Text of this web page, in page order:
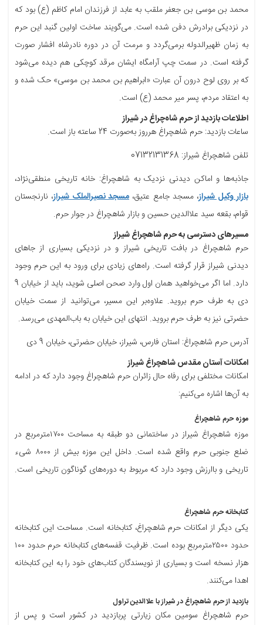
محمد بن موسی بن جعفر ملقب به عابد از فرزندان امام کاظم (ع) بود که
در نزدیکی برادرش دفن شده است. می‌گویند ساخت اولین گنبد این حرم
به زمان ظهیرالدوله برمی‌گردد و مرمت آن در دوره نادرشاه افشار صورت
گرفته است. در سمت چپ آرامگاه ایشان مرقد کوچکی هم دیده می‌شود
که بر روی لوح درون آن عبارت «ابراهیم بن محمد بن موسی» حک شده و
به اعتقاد مردم، پسر میر محمد (ع) است.
اطلاعات بازدید از حرم شاه‌چراغ در شیراز
ساعات بازدید: حرم شاهچراغ هرروز به‌صورت 24 ساعته باز است.
تلفن شاهچراغ شیراز: 07132131368
جاذبه‌ها و اماکن دیدنی نزدیک به شاهچراغ: خانه تاریخی منطقی‌نژاد،
بازار وکیل شیراز، مسجد جامع عتیق، مسجد نصیرالملک شیراز، نارنجستان
قوام، بقعه سید علاالدین حسین و بازار شاهچراغ در جوار حرم.
مسیرهای دسترسی به حرم شاهچراغ شیراز
حرم شاهچراغ در بافت تاریخی شیراز و در نزدیکی بسیاری از جاهای
دیدنی شیراز قرار گرفته است. راه‌های زیادی برای ورود به این حرم وجود
دارد. اما اگر می‌خواهید همان اول وارد صحن اصلی شوید، باید از خیابان 9
دی به طرف حرم بروید. علاوه‌بر این مسیر، می‌توانید از سمت خیابان
حضرتی نیز به طرف حرم بروید. انتهای این خیابان به باب‌المهدی می‌رسد.
آدرس حرم شاهچراغ: استان فارس، شیراز، خیابان حضرتی، خیابان 9 دی
امکانات آستان مقدس شاهچراغ شیراز
امکانات مختلفی برای رفاه حال زائران حرم شاهچراغ وجود دارد که در ادامه
به آن‌ها اشاره می‌کنیم:
موزه حرم شاهچراغ
موزه شاهچراغ شیراز در ساختمانی دو طبقه به مساحت ۱۷۰۰مترمربع در
ضلع جنوبی حرم واقع شده است. داخل این موزه بیش از ۸۰۰۰ شیء
تاریخی و باارزش وجود دارد که مربوط به دوره‌های گوناگون تاریخی است.
کتابخانه حرم شاهچراغ
یکی دیگر از امکانات حرم شاهچراغ، کتابخانه است. مساحت این کتابخانه
حدود ۲۵۰۰مترمربع بوده است. ظرفیت قفسه‌های کتابخانه حرم حدود ۱۰۰
هزار نسخه است و بسیاری از نویسندگان کتاب‌های خود را به این کتابخانه
اهدا می‌کنند.
بازدید از حرم شاهچراغ در شیراز با علاالدین تراول
حرم شاهچراغ سومین مکان زیارتی پربازدید در کشور است و پس از